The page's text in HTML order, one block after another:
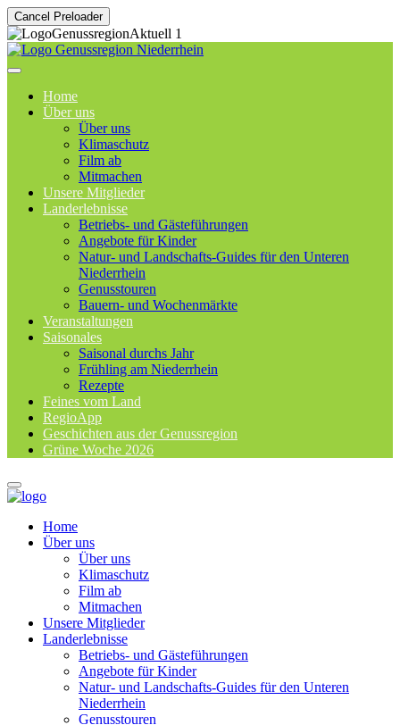
Cancel Preloader
Home
Über uns
Über uns
Klimaschutz
Film ab
Mitmachen
Unsere Mitglieder
Landerlebnisse
Betriebs- und Gästeführungen
Angebote für Kinder
Natur- und Landschafts-Guides für den Unteren
Niederrhein
Genusstouren
Bauern- und Wochenmärkte
Veranstaltungen
Saisonales
Saisonal durchs Jahr
Frühling am Niederrhein
Rezepte
Feines vom Land
RegioApp
Geschichten aus der Genussregion
Grüne Woche 2026
Home
Über uns
Über uns
Klimaschutz
Film ab
Mitmachen
Unsere Mitglieder
Landerlebnisse
Betriebs- und Gästeführungen
Angebote für Kinder
Natur- und Landschafts-Guides für den Unteren
Niederrhein
Genusstouren